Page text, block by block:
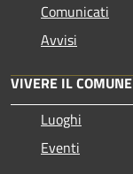
Comunicati
Avvisi
VIVERE IL COMUNE
Luoghi
Eventi